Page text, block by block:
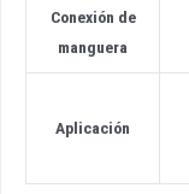
Conexión de
manguera
Aplicación